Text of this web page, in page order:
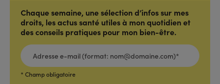
Chaque semaine, une sélection d’infos sur mes
droits, les actus santé utiles à mon quotidien et
des conseils pratiques pour mon bien-être.
ADRESSE
E-
MAIL
(FORMAT:
NOM@DOMAINE.COM)*
* Champ obligatoire